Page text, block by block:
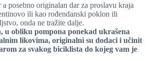
posebno originalan dar za proslavu kraja
ili kao rođendanski poklon ili
onda ne tražite dalje.
u obliku pompona ponekad ukrašena
likovima, originalni su dodaci i učinit
za svakog biciklista do kojeg vam je